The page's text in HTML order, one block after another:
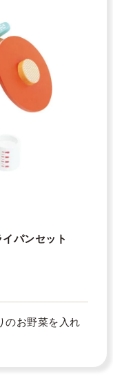
パンセット
のお野菜を入れ